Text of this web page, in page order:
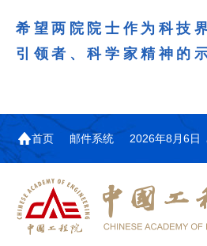
希望两院院士作为科技
引领者、科学家精神的
首页 邮件系统 2026年8月6日